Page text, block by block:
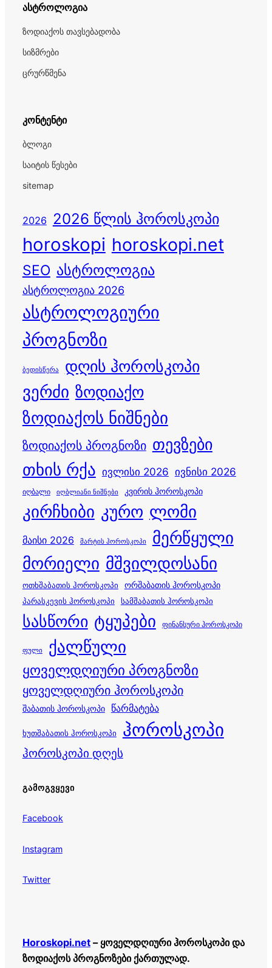
ასტროლოგია
ზოდიაქოს თავსებადობა
სიზმრები
ცრურწმენა
კონტენტი
ბლოგი
საიტის წესები
sitemap
2026 2026 წლის ჰოროსკოპი
horoskopi horoskopi.net
SEO ასტროლოგია
ასტროლოგია 2026
ასტროლოგიური
პროგნოზი
ბედისწერა დღის ჰოროსკოპი
ვერძი ზოდიაქო
ზოდიაქოს ნიშნები
ზოდიაქოს პროგნოზი თევზები
თხის რქა ივლისი 2026 ივნისი 2026
იღბალი იღბლიანი ნიშნები კვირის ჰოროსკოპი
კირჩხიბი კურო ლომი
მაისი 2026 მარტის ჰოროსკოპი მერწყული
მორიელი მშვილდოსანი
ოთხშაბათის ჰოროსკოპი
ორშაბათის ჰოროსკოპი
პარასკევის ჰოროსკოპი
სამშაბათის ჰოროსკოპი
სასწორი ტყუპები ფინანსური ჰოროსკოპი
ფული ქალწული
ყოველდღიური პროგნოზი
ყოველდღიური ჰოროსკოპი
შაბათის ჰოროსკოპი წარმატება
ხუთშაბათის ჰოროსკოპი ჰოროსკოპი
ჰოროსკოპი დღეს
ᲒᲐᲛᲝᲒᲕᲧᲔᲕᲘ
Facebook
Instagram
Twitter
Horoskopi.net– ყოველდღიური ჰოროსკოპი და
ზოდიაქოს პროგნოზები ქართულად.